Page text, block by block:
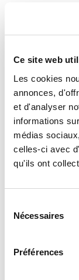
Ce site web
Les cookies
annonces,
et d'analyser
informations
médias
celles-ci avec
qu'ils ont
Nécessaires
Préférences